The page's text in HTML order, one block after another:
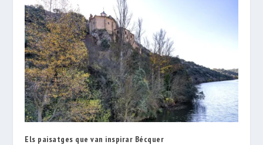
Els paisatges que van inspirar Bécquer